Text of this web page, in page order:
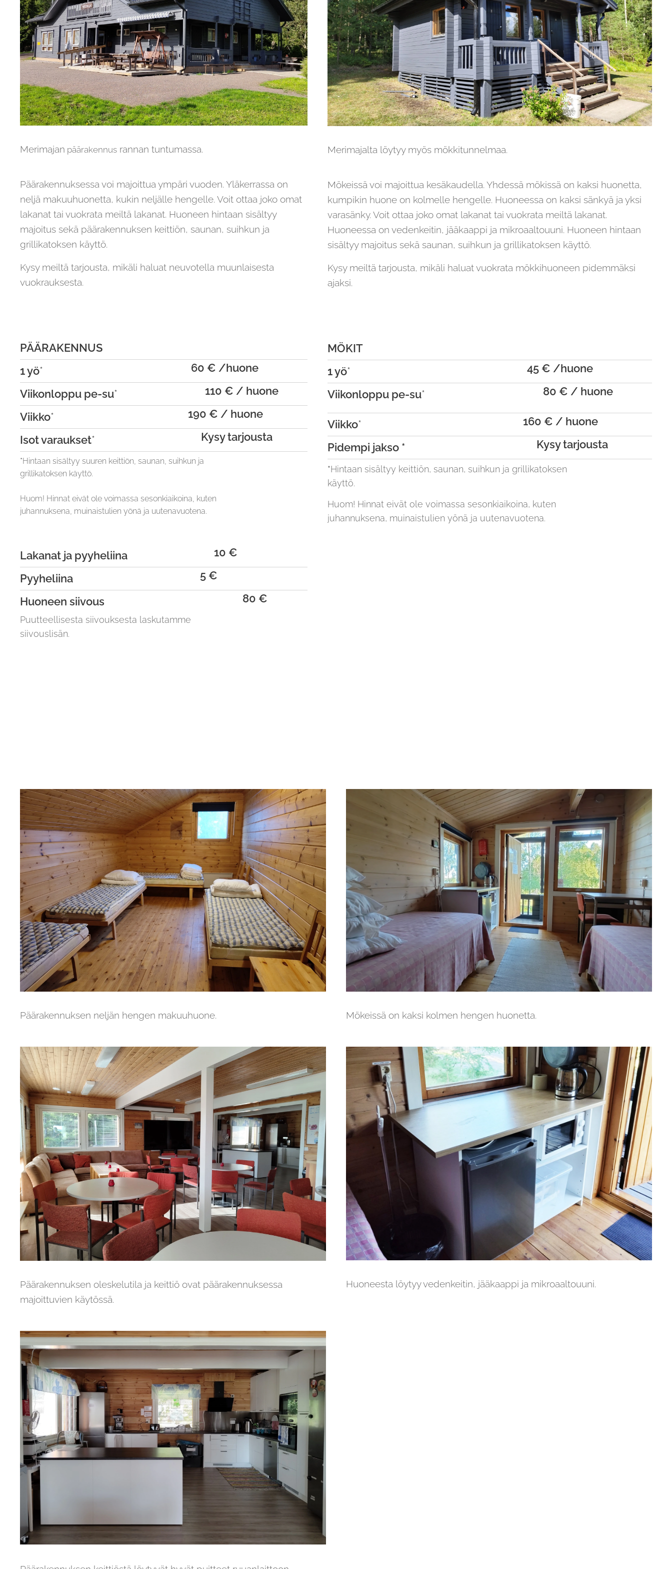
Merimajan päärakennus rannan tuntumassa.
Päärakennuksessa voi majoittua ympäri vuoden. Yläkerrassa on
neljä makuuhuonetta, kukin neljälle hengelle. Voit ottaa joko omat
lakanat tai vuokrata meiltä lakanat. Huoneen hintaan sisältyy
majoitus sekä päärakennuksen keittiön, saunan, suihkun ja
grillikatoksen käyttö.
Kysy meiltä tarjousta, mikäli haluat neuvotella muunlaisesta
vuokrauksesta.
PÄÄRAKENNUS
1 yö*
60 € /huone
Viikonloppu pe-su*
110 € / huone
Viikko* 190 € / huone
Isot varaukset* Kysy tarjousta
*Hintaan sisältyy suuren keittiön, saunan, suihkun ja
grillikatoksen käyttö.
Huom! Hinnat eivät ole voimassa sesonkiaikoina, kuten
juhannuksena, muinaistulien yönä ja uutenavuotena.
Lakanat ja pyyheliina
10 €
Pyyheliina
5 €
Huoneen siivous
Puutteellisesta siivouksesta laskutamme
siivouslisän.
80 €
Merimajalta löytyy myös mökkitunnelmaa.
Mökeissä voi majoittua kesäkaudella. Yhdessä mökissä on kaksi huonetta,
kumpikin huone on kolmelle hengelle. Huoneessa on kaksi sänkyä ja yksi
varasänky. Voit ottaa joko omat lakanat tai vuokrata meiltä lakanat.
Huoneessa on vedenkeitin, jääkaappi ja mikroaaltouuni. Huoneen hintaan
sisältyy majoitus sekä saunan, suihkun ja grillikatoksen käyttö.
Kysy meiltä tarjousta, mikäli haluat vuokrata mökkihuoneen pidemmäksi
ajaksi.
MÖKIT
1 yö*
45 € /huone
Viikonloppu pe-su* 80 € / huone
Viikko*
160 € / huone
Pidempi jakso *
Kysy tarjousta
*Hintaan sisältyy keittiön, saunan, suihkun ja grillikatoksen
käyttö.
Huom! Hinnat eivät ole voimassa sesonkiaikoina, kuten
juhannuksena, muinaistulien yönä ja uutenavuotena.
Päärakennuksen neljän hengen makuuhuone.
Päärakennuksen oleskelutila ja keittiö ovat päärakennuksessa
majoittuvien käytössä.
Mökeissä on kaksi kolmen hengen huonetta.
Huoneesta löytyy vedenkeitin, jääkaappi ja mikroaaltouuni.